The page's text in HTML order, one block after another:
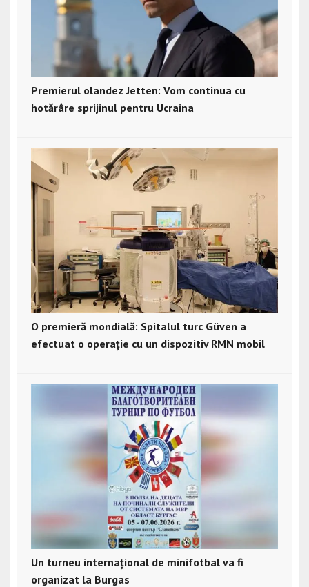
Premierul olandez Jetten: Vom continua cu
hotărâre sprijinul pentru Ucraina
O premieră mondială: Spitalul turc Güven a
efectuat o operație cu un dispozitiv RMN mobil
Un turneu internațional de minifotbal va fi
organizat la Burgas